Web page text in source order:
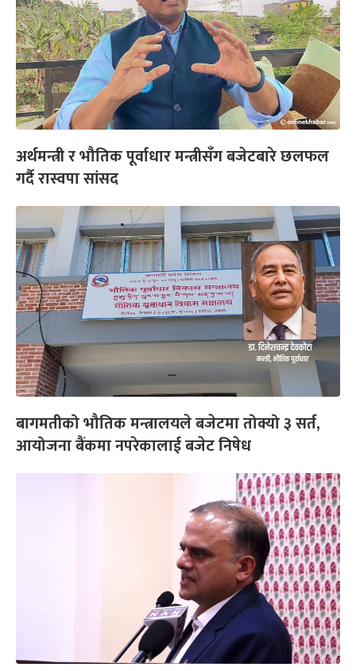
अर्थमन्त्री र भौतिक पूर्वाधार मन्त्रीसँग बजेटबारे छलफल
गर्दै रास्वपा सांसद
बागमतीको भौतिक मन्त्रालयले बजेटमा तोक्यो ३ सर्त,
आयोजना बैंकमा नपरेकालाई बजेट निषेध